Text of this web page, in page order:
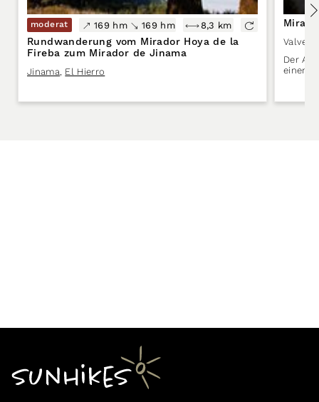
moderat 169 hm 169 hm 8,3 km
Rundwanderung vom Mirador Hoya de la
Fireba zum Mirador de Jinama
Jinama, El Hierro
Der
einen